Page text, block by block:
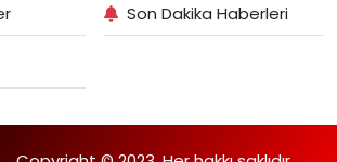
Son Dakika Haberleri